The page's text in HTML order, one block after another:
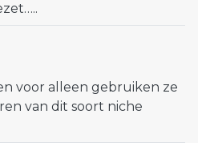
voor alleen gebruiken ze
van dit soort niche